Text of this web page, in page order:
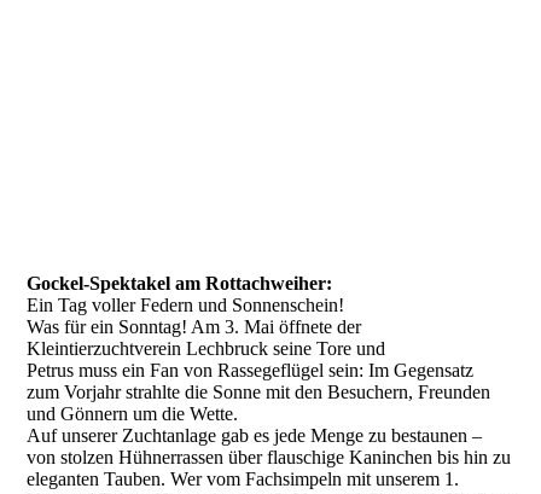
Gockel-Spektakel am Rottachweiher:
Ein Tag voller Federn und Sonnenschein!
Was für ein Sonntag! Am 3. Mai öffnete der
Kleintierzuchtverein Lechbruck seine Tore und
Petrus muss ein Fan von Rassegeflügel sein: Im Gegensatz
zum Vorjahr strahlte die Sonne mit den Besuchern, Freunden
und Gönnern um die Wette.
Auf unserer Zuchtanlage gab es jede Menge zu bestaunen –
von stolzen Hühnerrassen über flauschige Kaninchen bis hin zu
eleganten Tauben. Wer vom Fachsimpeln mit unserem 1.